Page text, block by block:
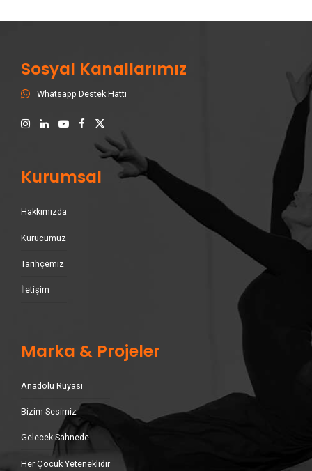
Sosyal Kanallarımız
Whatsapp Destek Hattı
Kurumsal
Hakkımızda
Kurucumuz
Tarihçemiz
İletişim
Marka & Projeler
Anadolu Rüyası
Bizim Sesimiz
Gelecek Sahnede
Her Çocuk Yeteneklidir